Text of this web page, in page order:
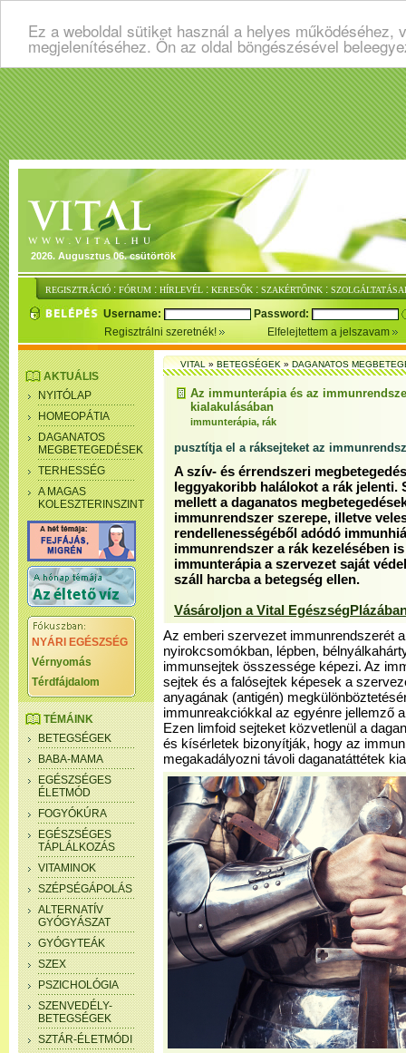
Ez a weboldal sütiket használ a helyes
megjelenítéséhez. Ön az oldal böngészésével
2026. Augusztus 06. csütörtök
REGISZTRÁCIÓ : FÓRUM : HÍRLEVÉL : KERESŐK : SZAKÉRTŐINK :
Username:
Password:
Regisztrálni szeretnék!
Elfelejtettem a jelszavam
AKTUÁLIS
NYITÓLAP
HOMEOPÁTIA
DAGANATOS
MEGBETEGEDÉSEK
TERHESSÉG
A MAGAS
KOLESZTERINSZINT
NYÁRI EGÉSZSÉG
Vérnyomás
Térdfájdalom
TÉMÁINK
BETEGSÉGEK
BABA-MAMA
EGÉSZSÉGES
ÉLETMÓD
FOGYÓKÚRA
EGÉSZSÉGES
TÁPLÁLKOZÁS
VITAMINOK
SZÉPSÉGÁPOLÁS
ALTERNATÍV
GYÓGYÁSZAT
GYÓGYTEÁK
SZEX
PSZICHOLÓGIA
SZENVEDÉLY-
BETEGSÉGEK
SZTÁR-ÉLETMÓDI
VITAL»BETEGSÉGEK»DAGANATOS
Az immunterápia és az
kialakulásában
immunterápia, rák
pusztítja el a ráksejteket az
A szív- és érrendszeri
leggyakoribb halálokot a rák jelenti.
mellett a daganatos
immunrendszer szerepe, illetve
rendellenességéből adódó
immunrendszer a rák kezelésében
immunterápia a szervezet saját
száll harcba a betegség ellen.
Vásároljon a Vital
Az emberi szervezet immunrendszerét
nyirokcsomókban, lépben,
immunsejtek összessége képezi. Az
sejtek és a falósejtek képesek a
anyagának (antigén)
immunreakciókkal az egyénre jellemző
Ezen limfoid sejteket közvetlenül a
és kísérletek bizonyítják, hogy az
megakadályozni távoli daganatáttétek